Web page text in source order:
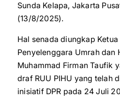
Sunda Kelapa, Jakarta
(13/8/2025).
Hal senada diungkap
Penyelenggara Umrah dan
Muhammad Firman Taufik
draf RUU PIHU yang telah
inisiatif DPR pada 24 Juli